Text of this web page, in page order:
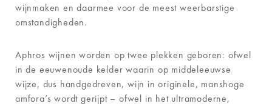
wijnmaken en daarmee voor de meest weerbarstige
omstandigheden.
Aphros wijnen worden op twee plekken geboren: ofwel
in de eeuwenoude kelder waarin op middeleeuwse
wijze, dus handgedreven, wijn in originele, manshoge
amfora’s wordt gerijpt – ofwel in het ultramoderne,